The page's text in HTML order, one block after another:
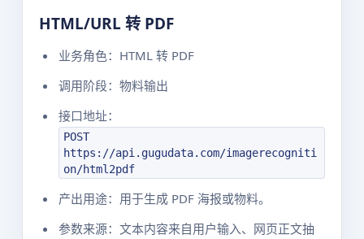
HTML/URL 转 PDF
业务角色：HTML 转 PDF
调用阶段：物料输出
接口地址：
POST
https://api.gugudata.com/imagerecogniti
on/html2pdf
产出用途：用于生成 PDF 海报或物料。
参数来源：文本内容来自用户输入、网页正文抽